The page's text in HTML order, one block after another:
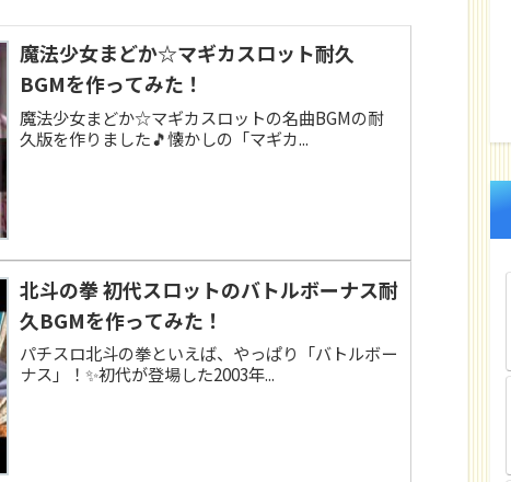
魔法少女まどか☆マギカスロット耐久
BGMを作ってみた！
魔法少女まどか☆マギカスロットの名曲BGMの耐
久版を作りました🎵懐かしの「マギカ...
北斗の拳 初代スロットのバトルボーナス耐
久BGMを作ってみた！
パチスロ北斗の拳といえば、やっぱり「バトルボー
ナス」！✨初代が登場した2003年...